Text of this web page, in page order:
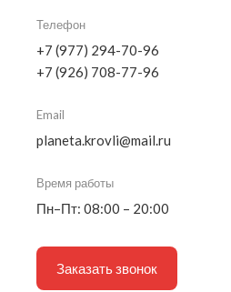
Телефон
+7 (977) 294-70-96
+7 (926) 708-77-96
Email
planeta.krovli@mail.ru
Время работы
Пн–Пт: 08:00 – 20:00
Заказать звонок